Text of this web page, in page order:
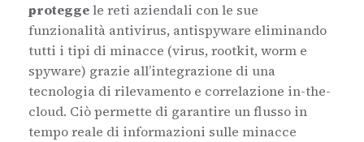
proteggele reti aziendali con le sue
funzionalità antivirus, antispyware eliminando
tutti i tipi di minacce (virus, rootkit, worm e
spyware) grazie all’integrazione di una
tecnologia di rilevamento e correlazione in-the-
cloud. Ciò permette di garantire un flusso in
tempo reale di informazioni sulle minacce